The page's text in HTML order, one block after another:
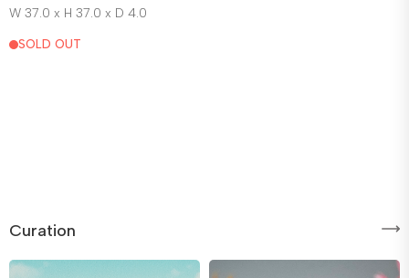
W 37.0 x H 37.0 x D 4.0
SOLD OUT
Curation